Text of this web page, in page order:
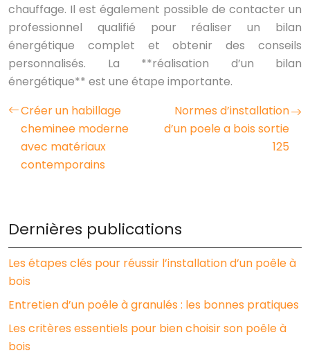
chauffage. Il est également possible de contacter un
professionnel qualifié pour réaliser un bilan
énergétique complet et obtenir des conseils
personnalisés. La **réalisation d’un bilan
énergétique** est une étape importante.
Créer un habillage
cheminee moderne
avec matériaux
contemporains
Normes d’installation
d’un poele a bois sortie
125
Dernières publications
Les étapes clés pour réussir l’installation d’un poêle à
bois
Entretien d’un poêle à granulés : les bonnes pratiques
Les critères essentiels pour bien choisir son poêle à
bois